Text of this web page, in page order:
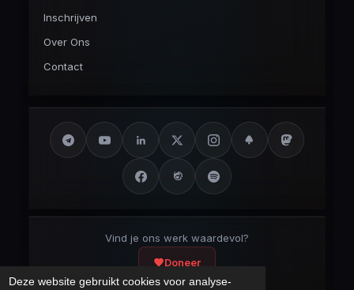
Deze website gebruikt cookies voor analyse-
Inschrijven
Over Ons
Contact
Vind je ons werk waardevol?
Doneer